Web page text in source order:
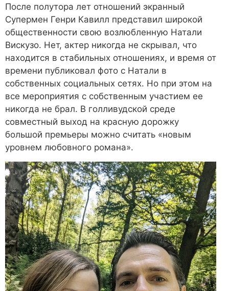
После полутора лет отношений экранный
Супермен Генри Кавилл представил широкой
общественности свою возлюбленную Натали
Вискузо. Нет, актер никогда не скрывал, что
находится в стабильных отношениях, и время от
времени публиковал фото с Натали в
собственных социальных сетях. Но при этом на
все мероприятия с собственным участием ее
никогда не брал. В голливудской среде
совместный выход на красную дорожку
большой премьеры можно считать «новым
уровнем любовного романа».